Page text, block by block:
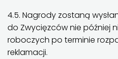
4.5. Nagrody zostaną
do Zwycięzców nie później
roboczych po terminie
reklamacji.